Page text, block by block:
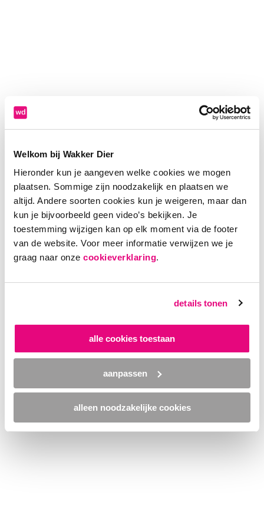
Welkom bij Wakker Dier
Hieronder kun je aangeven welke cookies we mogen
plaatsen. Sommige zijn noodzakelijk en plaatsen we
altijd. Andere soorten cookies kun je weigeren, maar dan
kun je bijvoorbeeld geen video’s bekijken. Je
toestemming wijzigen kan op elk moment via de footer
van de website. Voor meer informatie verwijzen we je
graag naar onze cookieverklaring.
details tonen
alle cookies toestaan
aanpassen
alleen noodzakelijke cookies
Application error: a client-side exception has occurred (see the